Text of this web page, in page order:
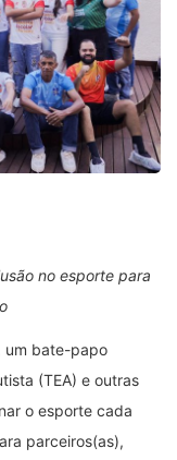
no esporte para
um bate-papo
(TEA) e outras
o esporte cada
parceiros(as),